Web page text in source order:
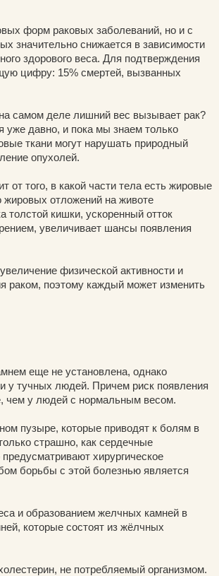
форм раковых заболеваний, но и с
значительно снижается в зависимости
здорового веса. Для подтверждения
цифру: 15% смертей, вызванных
на самом деле лишний вес вызывает рак?
давно, и пока мы знаем только
ткани могут нарушать природный
опухолей.
от того, в какой части тела есть жировые
жировых отложений на животе
толстой кишки, ускоренный отток
увеличивает шансы появления
физической активности и
раком, поэтому каждый может изменить
еще не установлена, однако
у тучных людей. Причем риск появления
чем у людей с нормальным весом.
пузыре, которые приводят к болям в
страшно, как сердечные
хирургическое
борьбы с этой болезнью является
и образованием желчных камней в
которые состоят из жёлчных
не потребляемый организмом.